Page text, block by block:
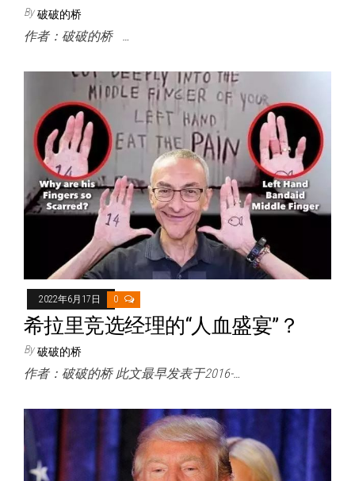
By 破破的桥
作者：破破的桥 …
2022年6月17日 0
希拉里竞选经理的“人血盛宴”？
By 破破的桥
作者：破破的桥 此文最早发表于2016-…